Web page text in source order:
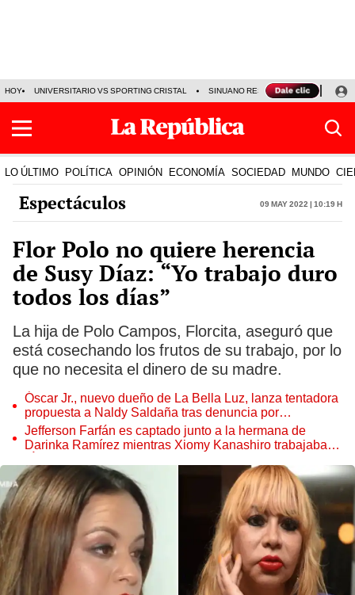
HOY UNIVERSITARIO VS SPORTING CRISTAL SINUANO RESULTADOS HOY
LO ÚLTIMO POLÍTICA OPINIÓN ECONOMÍA SOCIEDAD MUNDO
Espectáculos 09 May 2022 | 10:19 h
Flor Polo no quiere herencia
de Susy Díaz: “Yo trabajo duro
todos los días”
La hija de Polo Campos, Florcita, aseguró que
está cosechando los frutos de su trabajo, por lo
que no necesita el dinero de su madre.
Óscar Jr., nuevo dueño de La Bella Luz, lanza tentadora
propuesta a Naldy Saldaña tras denuncia por
tocamientos
Jefferson Farfán es captado junto a la hermana de
Darinka Ramírez mientras Xiomy Kanashiro trabajaba: